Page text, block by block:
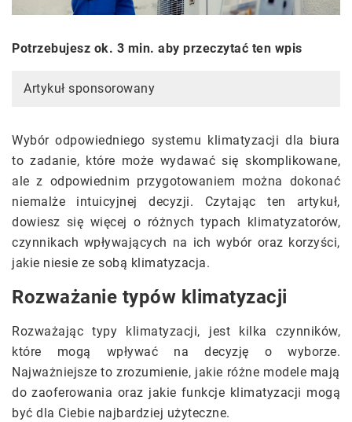
Potrzebujesz ok. 3 min. aby przeczytać ten wpis
Artykuł sponsorowany
Wybór odpowiedniego systemu klimatyzacji dla biura
to zadanie, które może wydawać się skomplikowane,
ale z odpowiednim przygotowaniem można dokonać
niemalże intuicyjnej decyzji. Czytając ten artykuł,
dowiesz się więcej o różnych typach klimatyzatorów,
czynnikach wpływających na ich wybór oraz korzyści,
jakie niesie ze sobą klimatyzacja.
Rozważanie typów klimatyzacji
Rozważając typy klimatyzacji, jest kilka czynników,
które mogą wpływać na decyzję o wyborze.
Najważniejsze to zrozumienie, jakie różne modele mają
do zaoferowania oraz jakie funkcje klimatyzacji mogą
być dla Ciebie najbardziej użyteczne.